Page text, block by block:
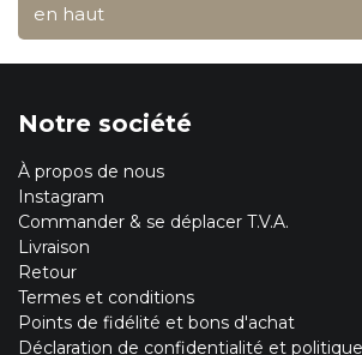
en haut
Notre société
À propos de nous
Instagram
Commander & se déplacer T.V.A.
Livraison
Retour
Termes et conditions
Points de fidélité et bons d'achat
Déclaration de confidentialité et